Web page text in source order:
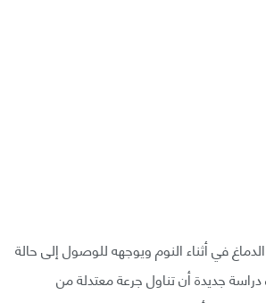
في أثناء النوم ويوجهه للوصول إلى حالة
جديدة أن تناول جرعة معتدلة من